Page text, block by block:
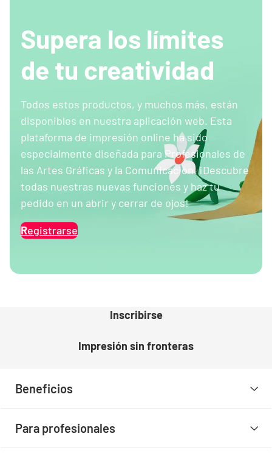
Supera los límites
de tu creatividad
Todos estos productos, y muchos más, están
disponibles en nuestra aplicación web. Esta
plataforma de impresión online ha sido
especialmente diseñada para Profesionales de
las Artes Gráficas y la Comunicación. ¡Descubre
todas nuestras nuevas funciones y haz tu
pedido en un abrir y cerrar de ojos!
Registrarse
Inscribirse
Impresión sin fronteras
Beneficios
Para profesionales